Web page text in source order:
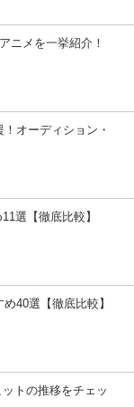
ニメを一挙紹介！
オーディション・
選【徹底比較】
40選【徹底比較】
トの推移をチェッ